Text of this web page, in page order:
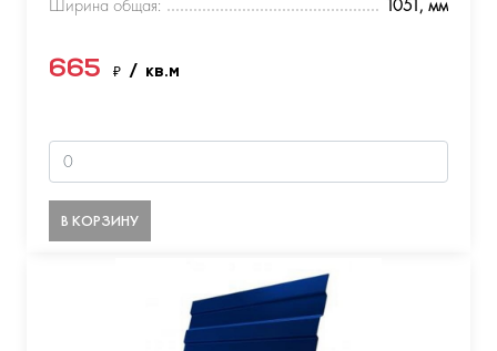
Ширина общая:
1051, мм
665 ₽ / кв.м
В КОРЗИНУ